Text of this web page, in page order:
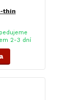
thin
2-3 dní